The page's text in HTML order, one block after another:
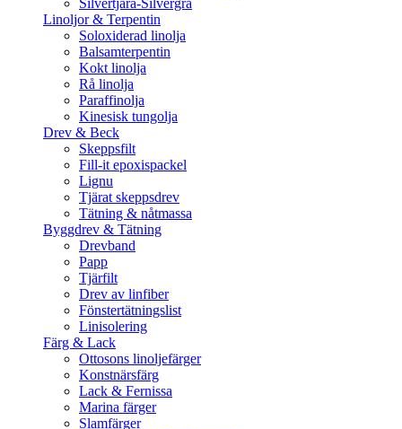
Silvertjära-Silvergrå
Linoljor & Terpentin
Soloxiderad linolja
Balsamterpentin
Kokt linolja
Rå linolja
Paraffinolja
Kinesisk tungolja
Drev & Beck
Skeppsfilt
Fill-it epoxispackel
Lignu
Tjärat skeppsdrev
Tätning & nåtmassa
Byggdrev & Tätning
Drevband
Papp
Tjärfilt
Drev av linfiber
Fönstertätningslist
Linisolering
Färg & Lack
Ottosons linoljefärger
Konstnärsfärg
Lack & Fernissa
Marina färger
Slamfärger